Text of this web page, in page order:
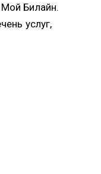
Билайн.
услуг,